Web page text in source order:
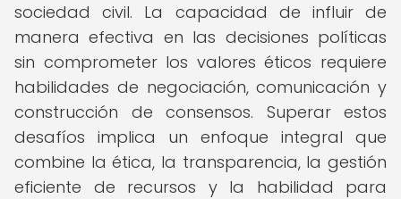
sociedad civil. La capacidad de influir de
manera efectiva en las decisiones políticas
sin comprometer los valores éticos requiere
habilidades de negociación, comunicación y
construcción de consensos. Superar estos
desafíos implica un enfoque integral que
combine la ética, la transparencia, la gestión
eficiente de recursos y la habilidad para